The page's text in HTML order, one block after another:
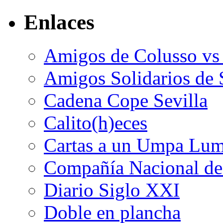
Enlaces
Amigos de Colusso
Amigos Solidarios de
Cadena Cope Sevilla
Calito(h)eces
Cartas a un Umpa
Compañía Nacional
Diario Siglo XXI
Doble en plancha